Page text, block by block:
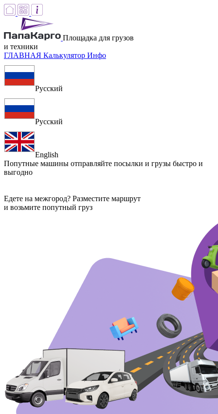
Площадка для грузов
и техники
ГЛАВНАЯ Калькулятор Инфо
Русский
Русский
English
Попутные машины отправляйте посылки и грузы быстро и
выгодно
Едете на межгород? Разместите маршрут
и возьмите попутный груз